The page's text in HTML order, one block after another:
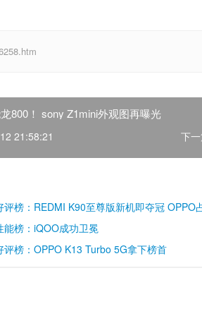
800！ sony Z1mini外观图再曝光
21:58:21 下
评榜：REDMI K90至尊版新机即夺冠 OPPO
能榜：iQOO成功卫冕
评榜：OPPO K13 Turbo 5G拿下榜首